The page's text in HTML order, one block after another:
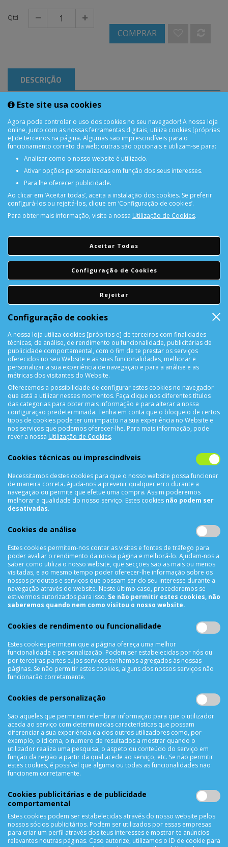
Qtd
COMPRAR
DESCRIÇÃO
Carregador compatível MAC USB-C 5-20V 87W
Encomendas acima de 150€
Consulte aqui a sua reparação
DEVOLUÇÕES
Devolução Garantida!
SUPORTE ONLINE
CONTACTOS
4450-042 Matosinhos Portugal
comercial@cellrepair.pt
vendas@cellrepair.pt
229 380 496 Chamada para a rede fixa nacional
910991733
Segunda a Sexta das 10h00 às 19h00
Sábado das 9h00 às 13h00
INFORMAÇÕES
Termos & Condições
Política de Privacidade
Trocas & Devoluções
Métodos de Pagamento
Resolução de Litígios
Livro de reclamações
APOIO AO CLIENTE
Criar Conta
As Minhas Encomendas
Lista de Desejos
Solicitar uma Devolução
Expedição
Utilização de Cookies
Este site usa cookies
Agora pode controlar o uso dos cookies no seu navegador! A nossa loja
online, junto com as nossas ferramentas digitais, utiliza cookies [próprias
e] de terceiros na página. Algumas são imprescindíveis para o
funcionamento correto da web; outras são opcionais e utilizam-se para:
Analisar como o nosso website é utilizado.
Ativar opções personalizadas em função dos seus interesses.
Para lhe oferecer publicidade.
Ao clicar em ‘Aceitar todas’, aceita a instalação dos cookies. Se preferir
configurá-los ou rejeitá-los, clique em ‘Configuração de cookies’.
Para obter mais informação, visite a nossa Utilização de Cookies.
Aceitar Todas
Configuração de Cookies
Rejeitar
Configuração de cookies
A nossa loja utiliza cookies [próprios e] de terceiros com finalidades
técnicas, de análise, de rendimento ou funcionalidade, publicitárias de
publicidade comportamental, com o fim de te prestar os serviços
oferecidos no seu Website e as suas funcionalidades, melhorar e
personalizar a sua experiência de navegação e para a análise e as
métricas dos visitantes do Website.
Oferecemos a possibilidade de configurar estes cookies no navegador
que está a utilizar nesses momentos. Faça clique nos diferentes títulos
das categorias para obter mais informação e para alterar a nossa
configuração predeterminada. Tenha em conta que o bloqueio de certos
tipos de cookies pode ter um impacto na sua experiência no Website e
nos serviços que podemos oferecer-lhe. Para mais informação, pode
rever a nossa Utilização de Cookies.
Cookies técnicas ou imprescindíveis
Necessitamos destes cookies para que o nosso website possa funcionar
de maneira correta. Ajuda-nos a prevenir qualquer erro durante a
navegação ou permite que efetue uma compra. Assim poderemos
melhorar a qualidade do nosso serviço. Estes cookies não podem ser
desativadas.
Cookies de análise
Estes cookies permitem-nos contar as visitas e fontes de tráfego para
poder avaliar o rendimento da nossa página e melhorá-lo. Ajudam-nos a
saber como utiliza o nosso website, que secções são as mais ou menos
visitadas, e ao mesmo tempo poder oferecer-lhe informação sobre os
nossos produtos e serviços que possam ser do seu interesse durante a
navegação através do website. Neste último caso, procederemos se
estivermos autorizados para isso. Se não permitir estes cookies, não
saberemos quando nem como visitou o nosso website.
Cookies de rendimento ou funcionalidade
Estes cookies permitem que a página ofereça uma melhor
funcionalidade e personalização. Podem ser estabelecidas por nós ou
por terceiras partes cujos serviços tenhamos agregados às nossas
páginas. Se não permitir estes cookies, alguns dos nossos serviços não
funcionarão corretamente.
Cookies de personalização
São aqueles que permitem relembrar informação para que o utilizador
aceda ao serviço com determinadas características que possam
diferenciar a sua experiência da dos outros utilizadores como, por
exemplo, o idioma, o número de resultados a mostrar quando o
utilizador realiza uma pesquisa, o aspeto ou conteúdo do serviço em
função da região a partir da qual acede ao serviço, etc. Se não permitir
estes cookies, é possível que alguma ou todas as funcionalidades não
funcionem corretamente.
Cookies publicitárias e de publicidade
comportamental
Estes cookies podem ser estabelecidas através do nosso website pelos
nossos sócios publicitários. Podem ser utilizados por essas empresas
para criar um perfil através dos teus interesses e mostrar-te anúncios
relevantes noutras páginas. Caso autorize, utilizamos o ID de cookie para